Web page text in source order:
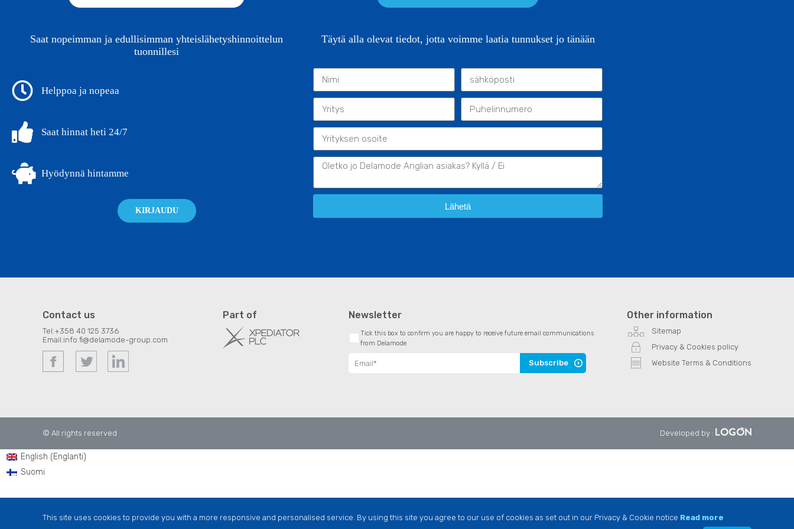
Saat nopeimman ja edullisimman yhteislähetyshinnoittelun
tuonnillesi
Helppoa ja nopeaa
Saat hinnat heti 24/7
Hyödynnä hintamme
KIRJAUDU
Täytä alla olevat tiedot, jotta voimme laatia tunnukset jo tänään
Lähetä
Contact us
Tel:+358 40 125 3736
Email:info.fi@delamode-group.com
Part of Newsletter
Tick this box to confirm you are happy to receive future email communications
from Delamode
Subscribe
Other information
Sitemap
Privacy & Cookies policy
Website Terms & Conditions
© All rights reserved Developed by :
English (Englanti)
Suomi
This site uses cookies to provide you with a more responsive and personalised service. By using this site you agree to our use of cookies as set out in our Privacy & Cookie notice Read more